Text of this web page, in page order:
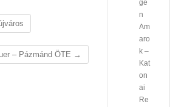
– Pázmánd ÖTE →
ge
n
Am
aro
k –
Kat
on
ai
Re